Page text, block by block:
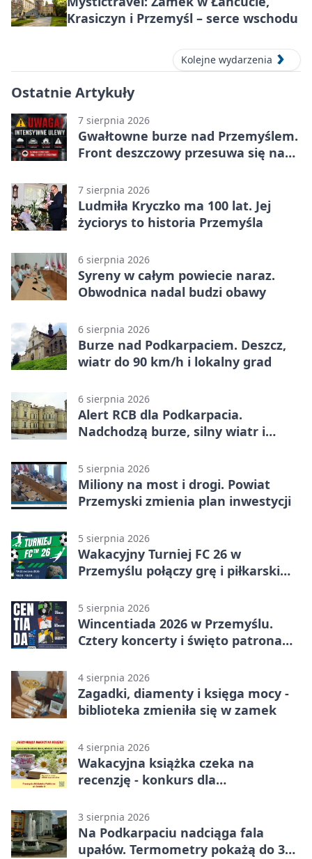
Krasiczyn i Przemyśl – serce wschodu
Kolejne wydarzenia
Ostatnie Artykuły
7 sierpnia 2026
Gwałtowne burze nad Przemyślem.
Front deszczowy przesuwa się na
7 sierpnia 2026
Ludmiła Kryczko ma 100 lat. Jej
życiorys to historia Przemyśla
6 sierpnia 2026
Syreny w całym powiecie naraz.
Obwodnica nadal budzi obawy
6 sierpnia 2026
Burze nad Podkarpaciem. Deszcz,
wiatr do 90 km/h i lokalny grad
6 sierpnia 2026
Alert RCB dla Podkarpacia.
Nadchodzą burze, silny wiatr i
5 sierpnia 2026
Miliony na most i drogi. Powiat
Przemyski zmienia plan inwestycji
5 sierpnia 2026
Wakacyjny Turniej FC 26 w
Przemyślu połączy grę i piłkarski
5 sierpnia 2026
Wincentiada 2026 w Przemyślu.
Cztery koncerty i święto patrona
4 sierpnia 2026
Zagadki, diamenty i księga mocy -
biblioteka zmieniła się w zamek
4 sierpnia 2026
Wakacyjna książka czeka na
recenzję - konkurs dla
3 sierpnia 2026
Na Podkarpaciu nadciąga fala
upałów. Termometry pokażą do 36